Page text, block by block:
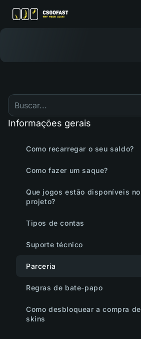
Informações gerais
Como recarregar o seu saldo?
Como fazer um saque?
Que jogos estão disponíveis no
projeto?
Tipos de contas
Suporte técnico
Parceria
Regras de bate-papo
Como desbloquear a compra de
skins